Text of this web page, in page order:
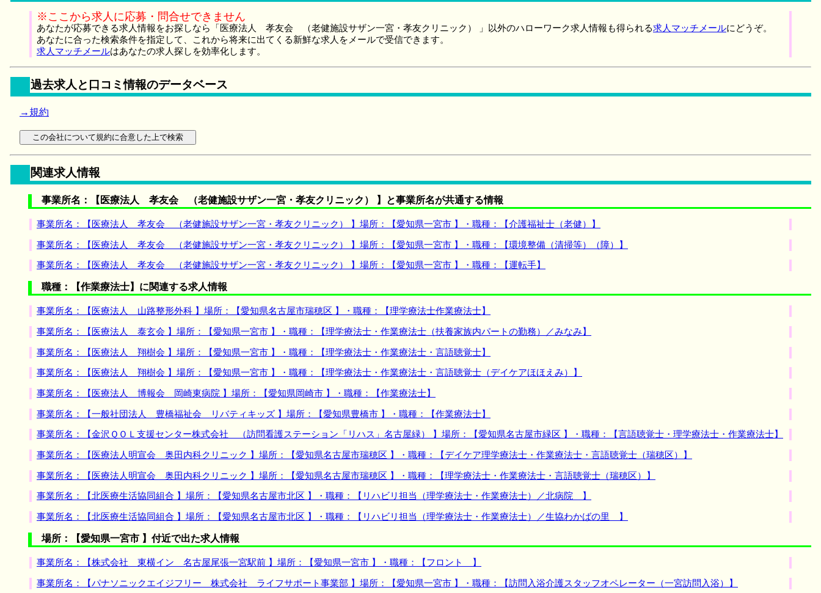
※ここから求人に応募・問合せできません
あなたが応募できる求人情報をお探しなら「医療法人 孝友会 （老健施設サザン一宮・孝友クリニック） 」以外のハローワーク求人情報も得られる求人マッチメールにどうぞ。
あなたに合った検索条件を指定して、これから将来に出てくる新鮮な求人をメールで受信できます。
求人マッチメールはあなたの求人探しを効率化します。
過去求人と口コミ情報のデータベース
→規約
関連求人情報
事業所名：【医療法人 孝友会 （老健施設サザン一宮・孝友クリニック） 】と事業所名が共通する情報
事業所名：【医療法人 孝友会 （老健施設サザン一宮・孝友クリニック） 】場所：【愛知県一宮市 】・職種：【介護福祉士（老健）】
事業所名：【医療法人 孝友会 （老健施設サザン一宮・孝友クリニック） 】場所：【愛知県一宮市 】・職種：【環境整備（清掃等）（障）】
事業所名：【医療法人 孝友会 （老健施設サザン一宮・孝友クリニック） 】場所：【愛知県一宮市 】・職種：【運転手】
職種：【作業療法士】に関連する求人情報
事業所名：【医療法人 山路整形外科 】場所：【愛知県名古屋市瑞穂区 】・職種：【理学療法士作業療法士】
事業所名：【医療法人 泰玄会 】場所：【愛知県一宮市 】・職種：【理学療法士・作業療法士（扶養家族内パートの勤務）／みなみ】
事業所名：【医療法人 翔樹会 】場所：【愛知県一宮市 】・職種：【理学療法士・作業療法士・言語聴覚士】
事業所名：【医療法人 翔樹会 】場所：【愛知県一宮市 】・職種：【理学療法士・作業療法士・言語聴覚士（デイケアほほえみ）】
事業所名：【医療法人 博報会 岡崎東病院 】場所：【愛知県岡崎市 】・職種：【作業療法士】
事業所名：【一般社団法人 豊橋福祉会 リバティキッズ 】場所：【愛知県豊橋市 】・職種：【作業療法士】
事業所名：【金沢ＱＯＬ支援センター株式会社 （訪問看護ステーション「リハス」名古屋緑） 】場所：【愛知県名古屋市緑区 】・職種：【言語聴覚士・理学療法士・作業療法士】
事業所名：【医療法人明宣会 奥田内科クリニック 】場所：【愛知県名古屋市瑞穂区 】・職種：【デイケア理学療法士・作業療法士・言語聴覚士（瑞穂区）】
事業所名：【医療法人明宣会 奥田内科クリニック 】場所：【愛知県名古屋市瑞穂区 】・職種：【理学療法士・作業療法士・言語聴覚士（瑞穂区）】
事業所名：【北医療生活協同組合 】場所：【愛知県名古屋市北区 】・職種：【リハビリ担当（理学療法士・作業療法士）／北病院 】
事業所名：【北医療生活協同組合 】場所：【愛知県名古屋市北区 】・職種：【リハビリ担当（理学療法士・作業療法士）／生協わかばの里 】
場所：【愛知県一宮市 】付近で出た求人情報
事業所名：【株式会社 東横イン 名古屋尾張一宮駅前 】場所：【愛知県一宮市 】・職種：【フロント 】
事業所名：【パナソニックエイジフリー 株式会社 ライフサポート事業部 】場所：【愛知県一宮市 】・職種：【訪問入浴介護スタッフオペレーター（一宮訪問入浴）】